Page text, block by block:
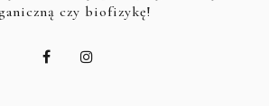
czy biofizykę!